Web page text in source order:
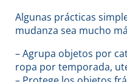
Algunas prácticas
mudanza sea mucho
– Agrupa objetos por
ropa por temporada,